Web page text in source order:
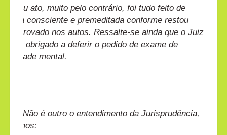
de seu ato, muito pelo contrário, foi tudo feito de
forma consciente e premeditada conforme restou
comprovado nos autos. Ressalte-se ainda que o Juiz
não é obrigado a deferir o pedido de exame de
sanidade mental.
Não é outro o entendimento da Jurisprudência,
vejamos: